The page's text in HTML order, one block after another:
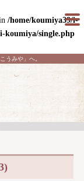
/home/koumiya39/i-
koumiya/single.php
うみや」へ。